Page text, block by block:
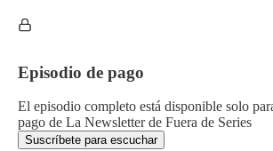
Episodio de pago
El episodio completo está disponible solo
pago de La Newsletter de Fuera de Series
Suscríbete para escuchar